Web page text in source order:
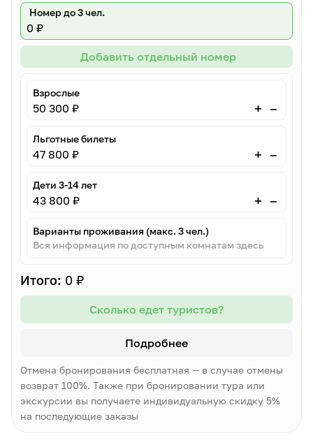
Номер до 3 чел.
0 ₽
Добавить отдельный номер
Взрослые
50 300 ₽ + –
Льготные билеты
47 800 ₽ + –
Дети 3-14 лет
43 800 ₽ + –
Варианты проживания (макс. 3 чел.)
Вся информация по доступным комнатам здесь
Итого: 0 ₽
Сколько едет туристов?
Подробнее
Отмена бронирования бесплатная — в случае отмены
возврат 100%. Также при бронировании тура или
экскурсии вы получаете индивидуальную скидку 5%
на последующие заказы